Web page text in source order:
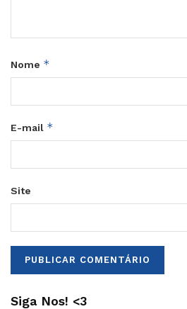
Nome *
E-mail *
Site
Siga Nos! <3